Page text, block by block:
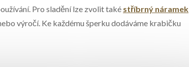
Pro sladění lze zvolit také stříbrný náramek
výročí. Ke každému šperku dodáváme krabičku